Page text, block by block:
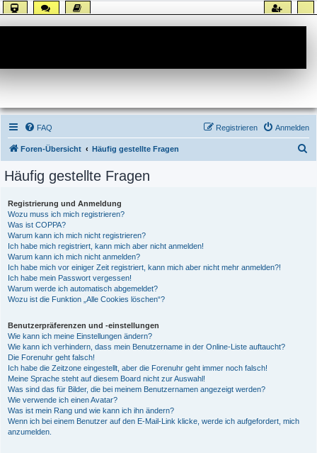
FAQ Anmelden
Registrieren
Foren-Übersicht Häufig gestellte Fragen
Häufig gestellte Fragen
Registrierung und Anmeldung
Wozu muss ich mich registrieren?
Was ist COPPA?
Warum kann ich mich nicht registrieren?
Ich habe mich registriert, kann mich aber nicht anmelden!
Warum kann ich mich nicht anmelden?
Ich habe mich vor einiger Zeit registriert, kann mich aber nicht mehr anmelden?!
Ich habe mein Passwort vergessen!
Warum werde ich automatisch abgemeldet?
Wozu ist die Funktion „Alle Cookies löschen“?
Benutzerpräferenzen und -einstellungen
Wie kann ich meine Einstellungen ändern?
Wie kann ich verhindern, dass mein Benutzername in der Online-Liste auftaucht?
Die Forenuhr geht falsch!
Ich habe die Zeitzone eingestellt, aber die Forenuhr geht immer noch falsch!
Meine Sprache steht auf diesem Board nicht zur Auswahl!
Was sind das für Bilder, die bei meinem Benutzernamen angezeigt werden?
Wie verwende ich einen Avatar?
Was ist mein Rang und wie kann ich ihn ändern?
Wenn ich bei einem Benutzer auf den E-Mail-Link klicke, werde ich aufgefordert, mich
anzumelden.